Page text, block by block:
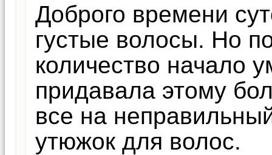
Доброго времени
густые волосы. Но
количество начало
придавала этому
все на
утюжок для волос.